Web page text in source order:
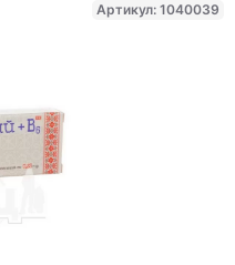
Артикул: 1040039